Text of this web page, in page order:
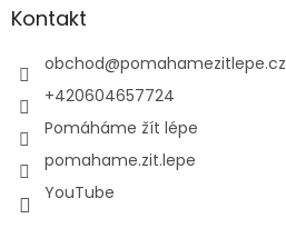
aKontakt
obchod@pomahamezitlepe.cz
+420604657724
Pomáháme žít lépe
pomahame.zit.lepe
YouTube